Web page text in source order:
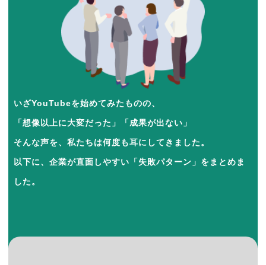
いざYouTubeを始めてみたものの、
「想像以上に大変だった」「成果が出ない」
そんな声を、私たちは何度も耳にしてきました。
以下に、企業が直面しやすい「失敗パターン」をまとめま
した。